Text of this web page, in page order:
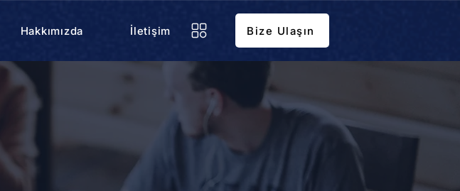
Hakkımızda İletişim Bize Ulaşın